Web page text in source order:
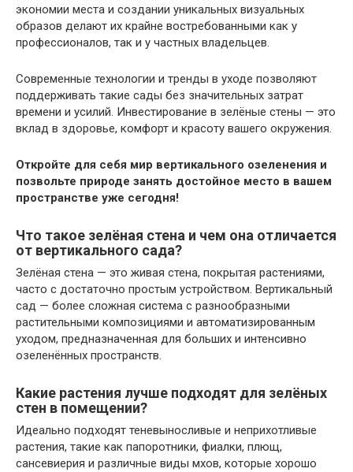
экономии места и создании уникальных визуальных
образов делают их крайне востребованными как у
профессионалов, так и у частных владельцев.
Современные технологии и тренды в уходе позволяют
поддерживать такие сады без значительных затрат
времени и усилий. Инвестирование в зелёные стены — это
вклад в здоровье, комфорт и красоту вашего окружения.
Откройте для себя мир вертикального озеленения и
позвольте природе занять достойное место в вашем
пространстве уже сегодня!
Что такое зелёная стена и чем она отличается
от вертикального сада?
Зелёная стена — это живая стена, покрытая растениями,
часто с достаточно простым устройством. Вертикальный
сад — более сложная система с разнообразными
растительными композициями и автоматизированным
уходом, предназначенная для больших и интенсивно
озеленённых пространств.
Какие растения лучше подходят для зелёных
стен в помещении?
Идеально подходят теневыносливые и неприхотливые
растения, такие как папоротники, фиалки, плющ,
сансевиерия и различные виды мхов, которые хорошо